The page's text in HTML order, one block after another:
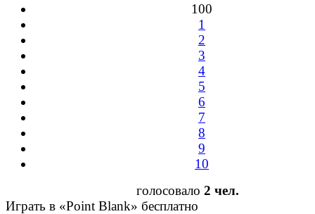
100
1
2
3
4
5
6
7
8
9
10
голосовало 2 чел.
Играть в «Point Blank» бесплатно